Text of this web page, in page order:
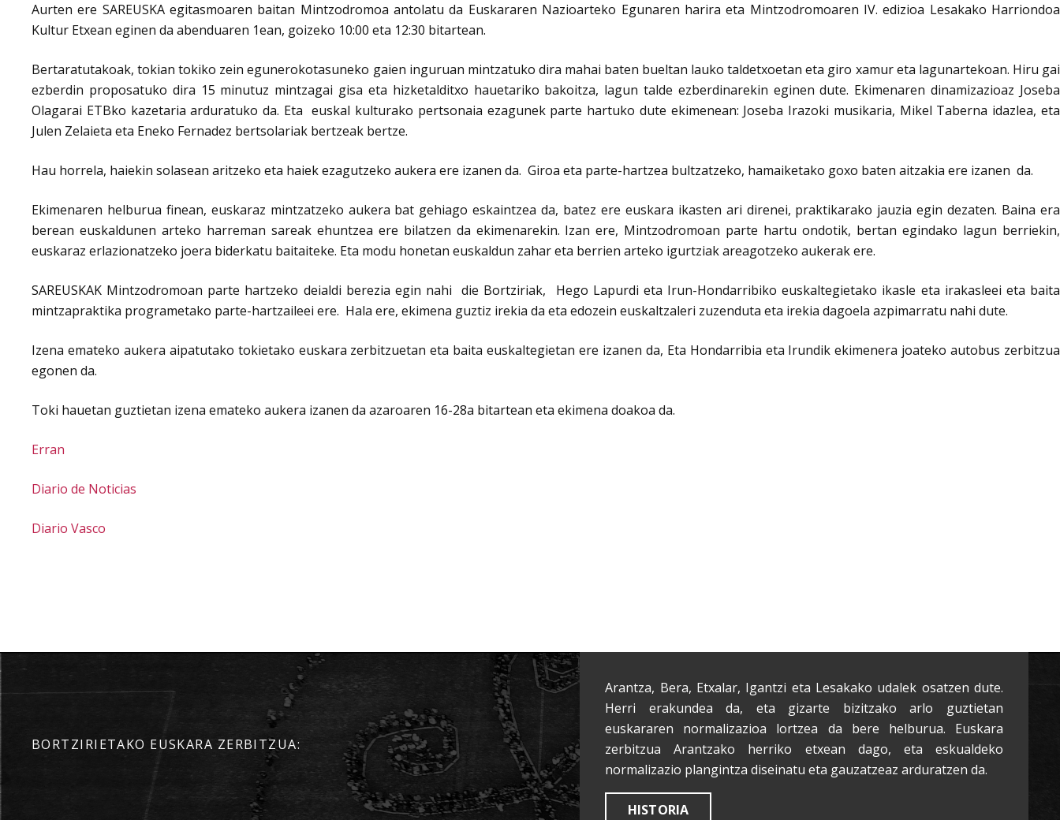
Aurten ere SAREUSKA egitasmoaren baitan Mintzodromoa antolatu da Euskararen Nazioarteko Egunaren harira eta Mintzodromoaren IV. edizioa Lesakako Harriondoa
Kultur Etxean eginen da abenduaren 1ean, goizeko 10:00 eta 12:30 bitartean.
Bertaratutakoak, tokian tokiko zein egunerokotasuneko gaien inguruan mintzatuko dira mahai baten bueltan lauko taldetxoetan eta giro xamur eta lagunartekoan. Hiru gai
ezberdin proposatuko dira 15 minutuz mintzagai gisa eta hizketalditxo hauetariko bakoitza, lagun talde ezberdinarekin eginen dute. Ekimenaren dinamizazioaz Joseba
Olagarai ETBko kazetaria arduratuko da. Eta euskal kulturako pertsonaia ezagunek parte hartuko dute ekimenean: Joseba Irazoki musikaria, Mikel Taberna idazlea, eta
Julen Zelaieta eta Eneko Fernadez bertsolariak bertzeak bertze.
Hau horrela, haiekin solasean aritzeko eta haiek ezagutzeko aukera ere izanen da. Giroa eta parte-hartzea bultzatzeko, hamaiketako goxo baten aitzakia ere izanen da.
Ekimenaren helburua finean, euskaraz mintzatzeko aukera bat gehiago eskaintzea da, batez ere euskara ikasten ari direnei, praktikarako jauzia egin dezaten. Baina era
berean euskaldunen arteko harreman sareak ehuntzea ere bilatzen da ekimenarekin. Izan ere, Mintzodromoan parte hartu ondotik, bertan egindako lagun berriekin,
euskaraz erlazionatzeko joera biderkatu baitaiteke. Eta modu honetan euskaldun zahar eta berrien arteko igurtziak areagotzeko aukerak ere.
SAREUSKAK Mintzodromoan parte hartzeko deialdi berezia egin nahi die Bortziriak, Hego Lapurdi eta Irun-Hondarribiko euskaltegietako ikasle eta irakasleei eta baita
mintzapraktika programetako parte-hartzaileei ere. Hala ere, ekimena guztiz irekia da eta edozein euskaltzaleri zuzenduta eta irekia dagoela azpimarratu nahi dute.
Izena emateko aukera aipatutako tokietako euskara zerbitzuetan eta baita euskaltegietan ere izanen da, Eta Hondarribia eta Irundik ekimenera joateko autobus zerbitzua
egonen da.
Toki hauetan guztietan izena emateko aukera izanen da azaroaren 16-28a bitartean eta ekimena doakoa da.
Erran
Diario de Noticias
Diario Vasco
BORTZIRIETAKO EUSKARA ZERBITZUA:
Arantza, Bera, Etxalar, Igantzi eta Lesakako udalek osatzen dute.
Herri erakundea da, eta gizarte bizitzako arlo guztietan
euskararen normalizazioa lortzea da bere helburua. Euskara
zerbitzua Arantzako herriko etxean dago, eta eskualdeko
normalizazio plangintza diseinatu eta gauzatzeaz arduratzen da.
HISTORIA